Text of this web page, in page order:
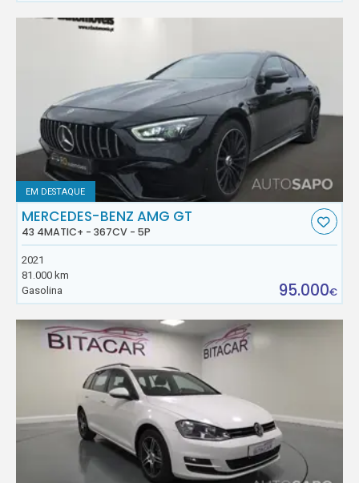
EM DESTAQUE
MERCEDES-BENZ AMG GT
43 4MATIC+ - 367CV - 5P
2021
81.000 km
Gasolina
95.000€